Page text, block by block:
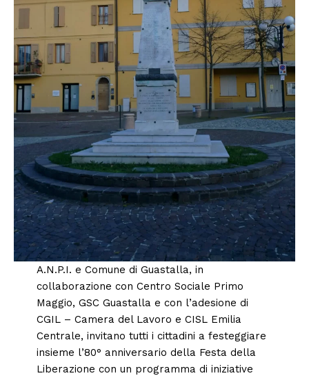
A.N.P.I. e Comune di Guastalla, in
collaborazione con Centro Sociale Primo
Maggio, GSC Guastalla e con l’adesione di
CGIL – Camera del Lavoro e CISL Emilia
Centrale, invitano tutti i cittadini a festeggiare
insieme l’80° anniversario della Festa della
Liberazione con un programma di iniziative